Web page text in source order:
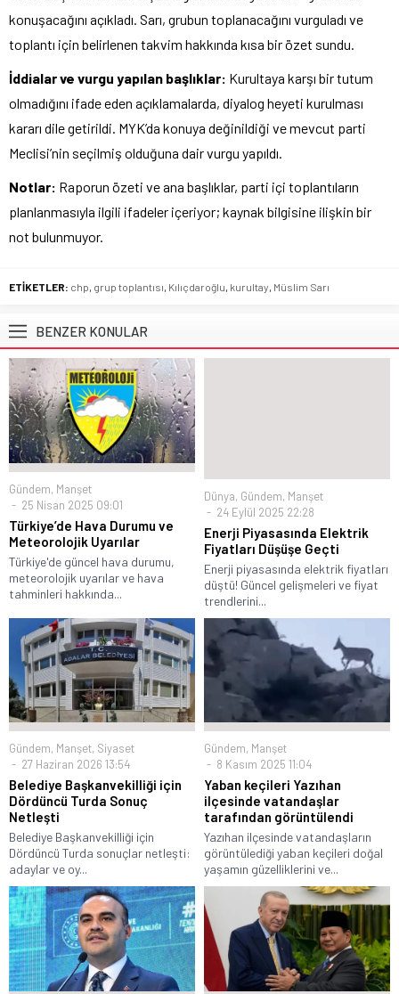
konuşacağını açıkladı. Sarı, grubun toplanacağını vurguladı ve
toplantı için belirlenen takvim hakkında kısa bir özet sundu.
İddialar ve vurgu yapılan başlıklar: Kurultaya karşı bir tutum
olmadığını ifade eden açıklamalarda, diyalog heyeti kurulması
kararı dile getirildi. MYK’da konuya değinildiği ve mevcut parti
Meclisi’nin seçilmiş olduğuna dair vurgu yapıldı.
Notlar: Raporun özeti ve ana başlıklar, parti içi toplantıların
planlanmasıyla ilgili ifadeler içeriyor; kaynak bilgisine ilişkin bir
not bulunmuyor.
ETİKETLER: chp, grup toplantısı, Kılıçdaroğlu, kurultay, Müslim Sarı
BENZER KONULAR
Gündem, Manşet
25 Nisan 2025 09:01
Türkiye’de Hava Durumu ve
Meteorolojik Uyarılar
Türkiye'de güncel hava durumu,
meteorolojik uyarılar ve hava
tahminleri hakkında...
Dünya, Gündem, Manşet
24 Eylül 2025 22:28
Enerji Piyasasında Elektrik
Fiyatları Düşüşe Geçti
Enerji piyasasında elektrik fiyatları
düştü! Güncel gelişmeleri ve fiyat
trendlerini...
Gündem, Manşet, Siyaset
27 Haziran 2026 13:54
Belediye Başkanvekilliği için
Dördüncü Turda Sonuç
Netleşti
Belediye Başkanvekilliği için
Dördüncü Turda sonuçlar netleşti:
adaylar ve oy...
Gündem, Manşet
8 Kasım 2025 11:04
Yaban keçileri Yazıhan
ilçesinde vatandaşlar
tarafından görüntülendi
Yazıhan ilçesinde vatandaşların
görüntülediği yaban keçileri doğal
yaşamın güzelliklerini ve...